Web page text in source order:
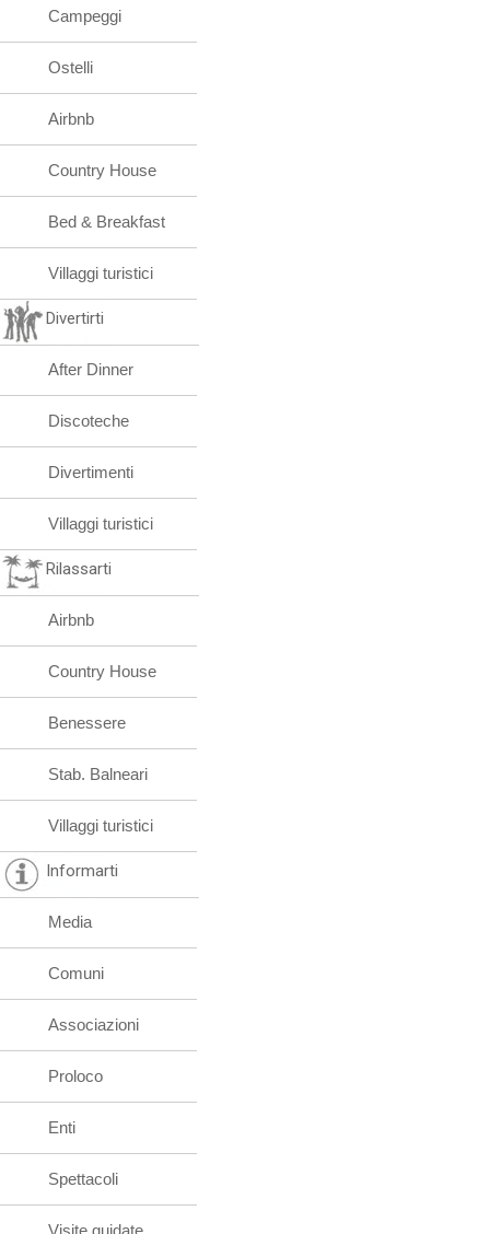
Campeggi
Ostelli
Airbnb
Country House
Bed & Breakfast
Villaggi turistici
Divertirti
After Dinner
Discoteche
Divertimenti
Villaggi turistici
Rilassarti
Airbnb
Country House
Benessere
Stab. Balneari
Villaggi turistici
Informarti
Media
Comuni
Associazioni
Proloco
Enti
Spettacoli
Visite guidate